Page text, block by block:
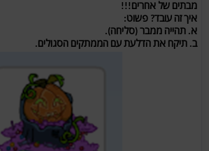
מבתים של אחרים!!!
איך זה עובד? פשוט:
א. תהייה ממבר (סליחה).
ב. תיקח את הדלעת עם הממתקים הסגולים.